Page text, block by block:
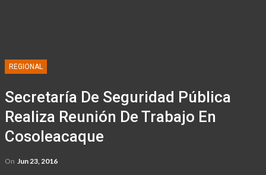
REGIONAL
Secretaría De Seguridad Pública
Realiza Reunión De Trabajo En
Cosoleacaque
On Jun 23, 2016